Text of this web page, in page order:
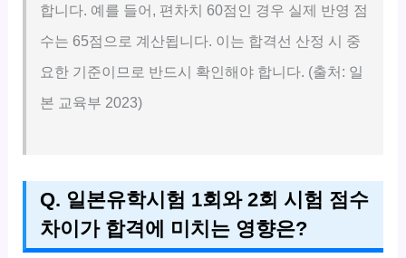
합니다. 예를 들어, 편차치 60점인 경우 실제 반영 점
수는 65점으로 계산됩니다. 이는 합격선 산정 시 중
요한 기준이므로 반드시 확인해야 합니다. (출처: 일
본 교육부 2023)
Q. 일본유학시험 1회와 2회 시험 점수
차이가 합격에 미치는 영향은?